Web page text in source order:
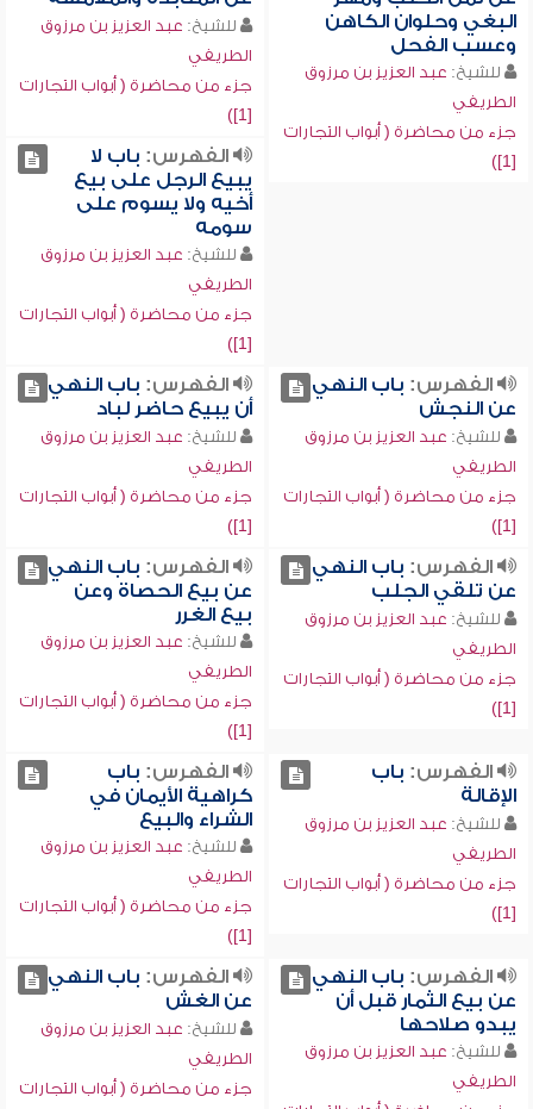
البغي وحلوان الكاهن
وعسب الفحل
للشيخ: عبد العزيز بن مرزوق
الطريفي
جزء من محاضرة ( أبواب التجارات
[1])
للشيخ: عبد العزيز بن مرزوق
الطريفي
جزء من محاضرة ( أبواب التجارات
[1])
الفهرس: باب لا
يبيع الرجل على بيع
أخيه ولا يسوم على
سومه
للشيخ: عبد العزيز بن مرزوق
الطريفي
جزء من محاضرة ( أبواب التجارات
[1])
الفهرس: باب النهي
عن النجش
للشيخ: عبد العزيز بن مرزوق
الطريفي
جزء من محاضرة ( أبواب التجارات
[1])
الفهرس: باب النهي
أن يبيع حاضر لباد
للشيخ: عبد العزيز بن مرزوق
الطريفي
جزء من محاضرة ( أبواب التجارات
[1])
الفهرس: باب النهي
عن تلقي الجلب
للشيخ: عبد العزيز بن مرزوق
الطريفي
جزء من محاضرة ( أبواب التجارات
[1])
الفهرس: باب النهي
عن بيع الحصاة وعن
بيع الغرر
للشيخ: عبد العزيز بن مرزوق
الطريفي
جزء من محاضرة ( أبواب التجارات
[1])
الفهرس: باب
الإقالة
للشيخ: عبد العزيز بن مرزوق
الطريفي
جزء من محاضرة ( أبواب التجارات
[1])
الفهرس: باب
كراهية الأيمان في
الشراء والبيع
للشيخ: عبد العزيز بن مرزوق
الطريفي
جزء من محاضرة ( أبواب التجارات
[1])
الفهرس: باب النهي
عن بيع الثمار قبل أن
يبدو صلاحها
للشيخ: عبد العزيز بن مرزوق
الطريفي
الفهرس: باب النهي
عن الغش
للشيخ: عبد العزيز بن مرزوق
الطريفي
جزء من محاضرة ( أبواب التجارات